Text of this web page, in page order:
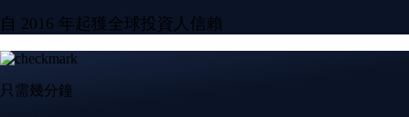
自 2016 年起獲全球投資人信賴
只需幾分鐘